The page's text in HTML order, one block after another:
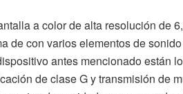
a color de alta resolución de
de con varios elementos de
antes mencionado están
de clase G y transmisión de